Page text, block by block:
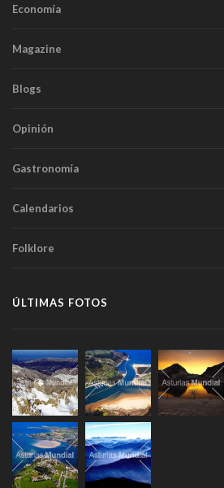
Economía
Magazine
Blogs
Opinión
Gastronomía
Calendarios
Folklore
ÚLTIMAS FOTOS